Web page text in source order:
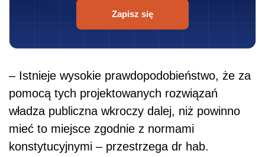
Zapisz się
– Istnieje wysokie prawdopodobieństwo, że za
pomocą tych projektowanych rozwiązań
władza publiczna wkroczy dalej, niż powinno
mieć to miejsce zgodnie z normami
konstytucyjnymi – przestrzega dr hab.